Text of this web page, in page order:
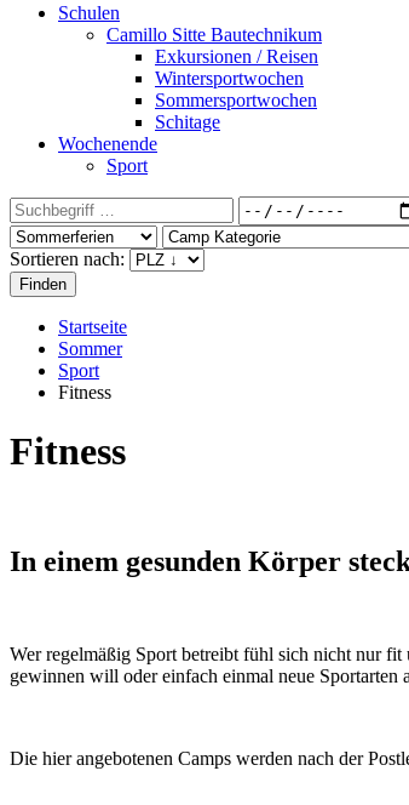
Schulen
Camillo Sitte Bautechnikum
Exkursionen / Reisen
Wintersportwochen
Sommersportwochen
Schitage
Wochenende
Sport
Sortieren nach:
Startseite
Sommer
Sport
Fitness
Fitness
In einem gesunden Körper
Wer regelmäßig Sport betreibt fühl sich nicht nur
gewinnen will oder einfach einmal neue
Die hier angebotenen Camps werden nach der